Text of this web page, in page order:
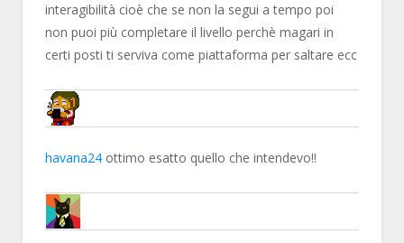
interagibilità cioè che se non la segui a tempo poi
non puoi più completare il livello perchè magari in
certi posti ti serviva come piattaforma per saltare ecc
NN81
havana24 ottimo esatto quello che intendevo!!
MARTY87